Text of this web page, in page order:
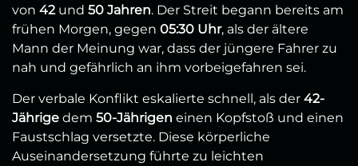
von 42und 50 Jahren. Der Streit begann bereits am
frühen Morgen, gegen 05:30 Uhr, als der ältere
Mann der Meinung war, dass der jüngere Fahrer zu
nah und gefährlich an ihm vorbeigefahren sei.
Der verbale Konflikt eskalierte schnell, als der 42-
Jährige dem 50-Jährigen einen Kopfstoß und einen
Faustschlag versetzte. Diese körperliche
Auseinandersetzung führte zu leichten